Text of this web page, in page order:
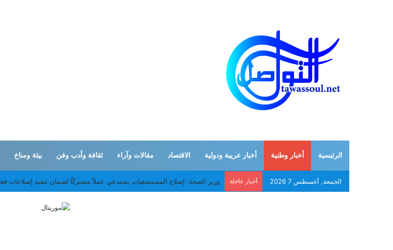
الرئيسية أخبار وطنية أخبار عربية ودولية الاقتصاد مقالات وآراء ثقافة وأدب وفن بيئة ومناخ
الجمعة, أغسطس 7 2026 أخبار عاجلة موريتانيا وإيران تبحثان التطورات الإقليمية وتعزيز التعاون بين البلدين